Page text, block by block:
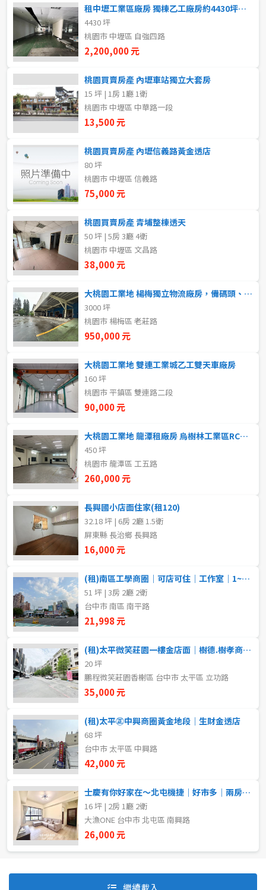
預設排序
彰化縣
南投縣
雲林縣
嘉義市
高雄市
屏東縣
台東縣
花蓮縣
金門連江
坪數
不拘
20~30 坪
40~50 坪
70~80 坪
80坪以上
~
樓層
不拘
1樓
3樓
5~10樓
21樓以上
~ 樓
格局
不拘
1房
2房
租金(元)
自租
房東自租
租中壢工業區廠房 獨棟乙工廠房約4430坪，備腹地
4430 坪
桃園市 中壢區 自強四路
2,200,000 元
桃園買賣房產 內壢車站獨立大套房
15 坪 | 1房 1廳 1衛
桃園市 中壢區 中華路一段
13,500 元
桃園買賣房產 內壢信義路黃金透店
80 坪
桃園市 中壢區 信義路
75,000 元
桃園買賣房產 青埔整棟透天
50 坪 | 5房 3廳 4衛
桃園市 中壢區 文昌路
38,000 元
大桃園工業地 楊梅獨立物流廠房，備碼頭、腹地
3000 坪
桃園市 楊梅區 老莊路
950,000 元
大桃園工業地 雙連工業城乙工雙天車廠房
160 坪
桃園市 平鎮區 雙連路二段
90,000 元
大桃園工業地 龍潭租廠房 烏樹林工業區RC丁工廠房-大車可
450 坪
桃園市 龍潭區 工五路
260,000 元
長興國小店面住家(租120)
32.18 坪 | 6房 2廳 1.5衛
屏東縣 長治鄉 長興路
16,000 元
(租)南區工學商圈｜可店可住｜工作室｜1~2樓+地下室
51 坪 | 3房 2廳 2衛
台中市 南區 南平路
21,998 元
(租)太平微笑莊園一樓金店面｜樹德.樹孝商圈(誠可議)
20 坪
鵬程微笑莊園香榭區 台中市 太平區 立功路
35,000 元
(租)太平㊣中興商圈黃金地段｜生財金透店
68 坪
台中市 太平區 中興路
42,000 元
士慶有你好家在～北屯機捷｜好市多｜兩房平車｜可租補｜可寵
16 坪 | 2房 1廳 2衛
大漁ONE 台中市 北屯區 南興路
26,000 元
繼續載入